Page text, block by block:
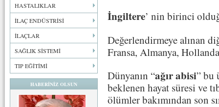
HASTALIKLAR
İLAÇ ENDÜSTRİSİ
İLAÇLAR
SAĞLIK SİSTEMİ
TIP EĞİTİMİ
HABERİNİZ OLSUN
İngiltere’ nin birinci
Değerlendirmeye alınan
Fransa, Almanya,
Dünyanın “ağır abisi” bu
beklenen hayat süresi ve
ölümler bakımından son